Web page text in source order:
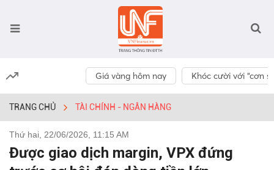
Giá vàng hôm nay Khóc cười với “cơn
TRANG CHỦ TÀI CHÍNH - NGÂN HÀNG
Thứ hai, 22/06/2026, 11:15 AM
Được giao dịch margin, VPX đứng